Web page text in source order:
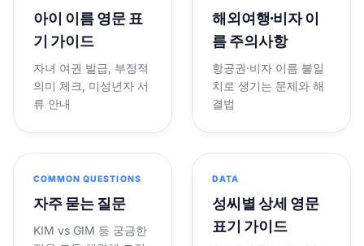
아이 이름 영문 표
기 가이드
자녀 여권 발급, 부정적
의미 체크, 미성년자 서
류 안내
해외여행·비자 이
름 주의사항
항공권·비자 이름 불일
치로 생기는 문제와 해
결법
COMMON QUESTIONS
자주 묻는 질문
KIM vs GIM 등 궁금한
DATA
성씨별 상세 영문
표기 가이드